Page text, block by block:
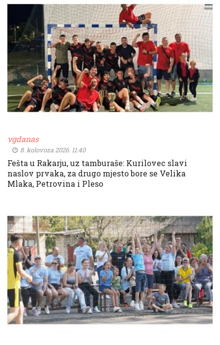
vgdanas
8. kolovoza 2026. 11:40
Fešta u Rakarju, uz tamburaše: Kurilovec slavi
naslov prvaka, za drugo mjesto bore se Velika
Mlaka, Petrovina i Pleso